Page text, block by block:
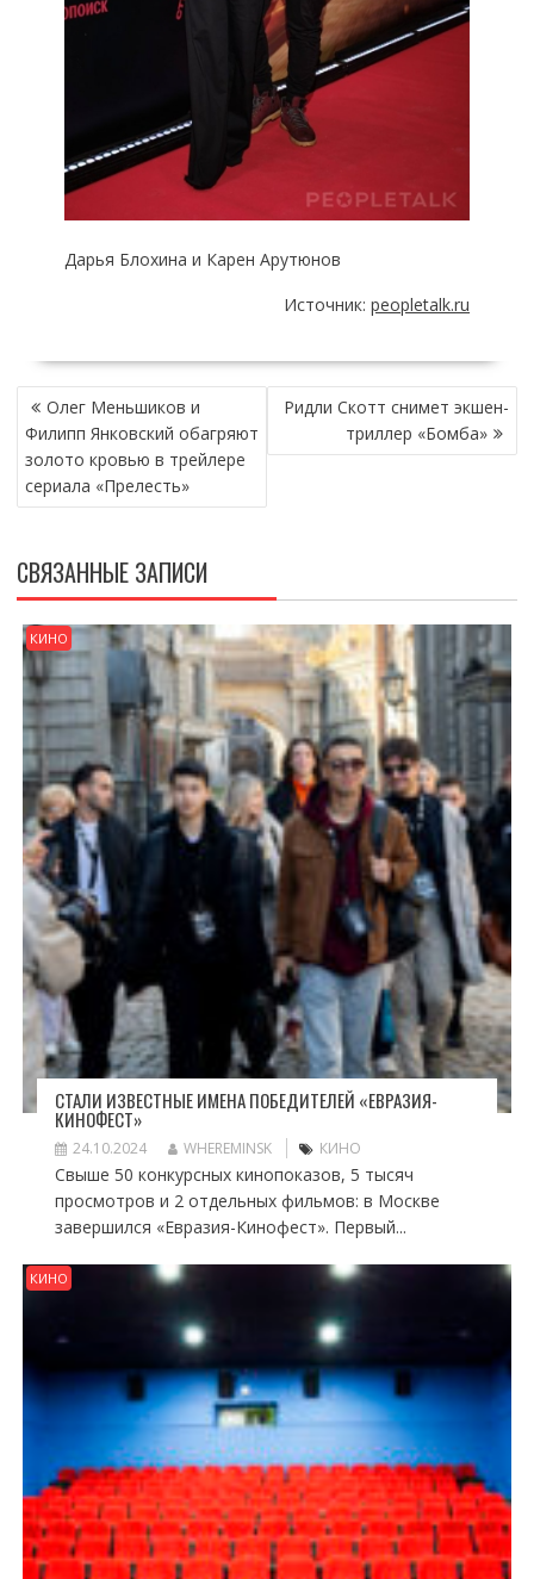
Дарья Блохина и Карен Арутюнов
Источник:peopletalk.ru
НАВИГАЦИЯ
ПО
ЗАПИСЯМ
Олег Меньшиков и
Филипп Янковский обагряют
золото кровью в трейлере
сериала «Прелесть»
Ридли Скотт снимет экшен-
триллер «Бомба»
СВЯЗАННЫЕ ЗАПИСИ
КИНО
СТАЛИ ИЗВЕСТНЫЕ ИМЕНА ПОБЕДИТЕЛЕЙ «ЕВРАЗИЯ-
КИНОФЕСТ»
24.10.2024 WHEREMINSK КИНО
Свыше 50 конкурсных кинопоказов, 5 тысяч
просмотров и 2 отдельных фильмов: в Москве
завершился «Евразия-Кинофест». Первый...
КИНО